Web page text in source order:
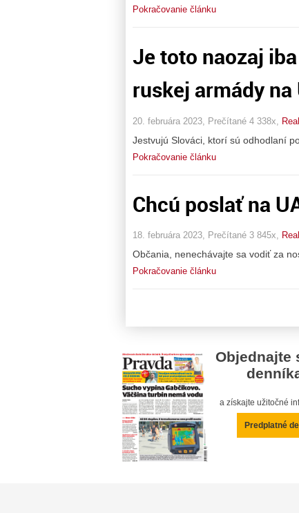
Pokračovanie článku
Je toto naozaj
ruskej armády na
20. februára 2023, Prečítané 4 338x,
Jestvujú Slováci, ktorí sú odhodlaní
Pokračovanie článku
Chcú poslať na
18. februára 2023, Prečítané 3 845x,
Občania, nenechávajte sa vodiť za
Pokračovanie článku
Objednajte
a získajte užitočné
Predplatné